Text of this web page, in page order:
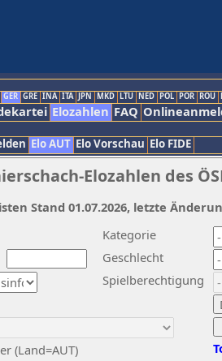
GER GRE INA ITA JPN MKD LTU NED POL POR ROU
Elozahlen FAQ
Elo AUT Elo Vorschau Elo FIDE
Elozahlen des
Kategorie
Geschlecht
(Land=AUT)
Spielberechtigung
Stand 01.07.2026, letzte